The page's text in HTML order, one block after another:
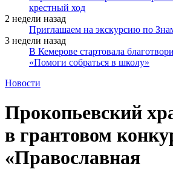
крестный ход
2 недели назад
Приглашаем на экскурсию по
3 недели назад
В Кемерове стартовала
«Помоги собраться в школу»
Новости
Прокопьевский
в грантовом
«Православная